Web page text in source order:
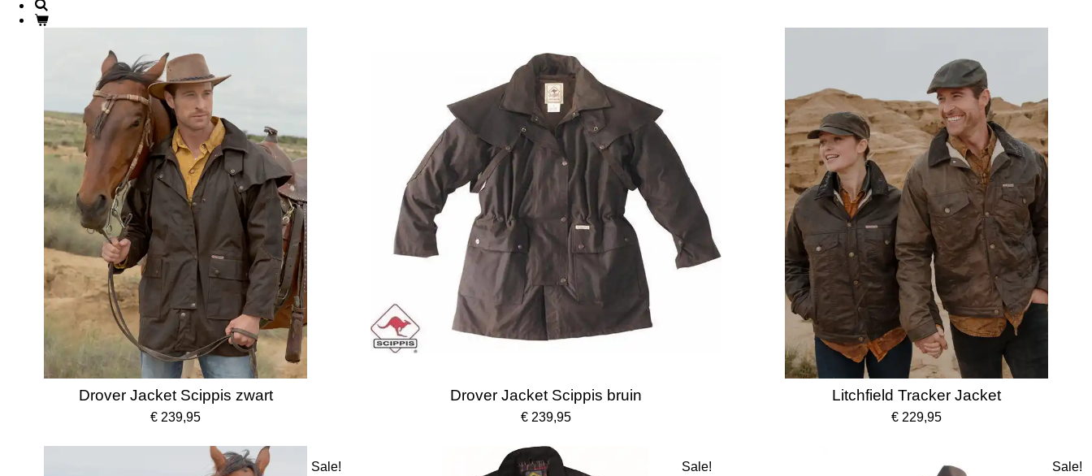
Drover Jacket Scippis zwart
€ 239,95
Drover Jacket Scippis bruin
€ 239,95
Litchfield Tracker Jacket
€ 229,95
Sale! Sale! Sale!